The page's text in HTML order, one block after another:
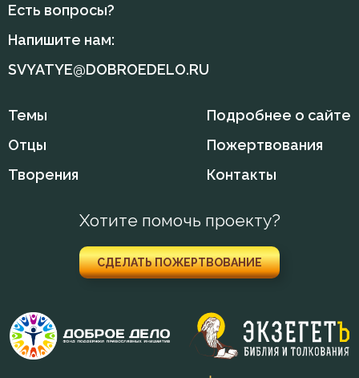
Славолюбие
Служение Богу
Смерть детей
Смерть душевная
Смирение
Есть вопросы?
Напишите нам:
SVYATYE@DOBROEDELO.RU
Темы
Отцы
Творения
Подробнее о сайте
Пожертвования
Контакты
Хотите помочь проекту?
СДЕЛАТЬ ПОЖЕРТВОВАНИЕ